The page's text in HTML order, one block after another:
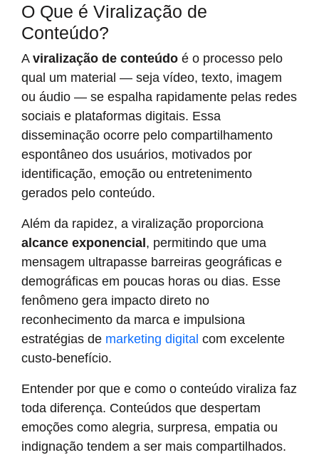
O Que é Viralização de
Conteúdo?
A viralização de conteúdo é o processo pelo
qual um material — seja vídeo, texto, imagem
ou áudio — se espalha rapidamente pelas redes
sociais e plataformas digitais. Essa
disseminação ocorre pelo compartilhamento
espontâneo dos usuários, motivados por
identificação, emoção ou entretenimento
gerados pelo conteúdo.
Além da rapidez, a viralização proporciona
alcance exponencial, permitindo que uma
mensagem ultrapasse barreiras geográficas e
demográficas em poucas horas ou dias. Esse
fenômeno gera impacto direto no
reconhecimento da marca e impulsiona
estratégias de marketing digital com excelente
custo-benefício.
Entender por que e como o conteúdo viraliza faz
toda diferença. Conteúdos que despertam
emoções como alegria, surpresa, empatia ou
indignação tendem a ser mais compartilhados.